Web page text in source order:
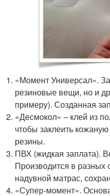
«Момент Универсал».
резиновые вещи, но и
примеру). Созданная
«Десмокол» – клей из
чтобы заклеить
резины.
ПВХ (жидкая заплата).
Производится в разных
надувной матрас,
«Супер-момент».